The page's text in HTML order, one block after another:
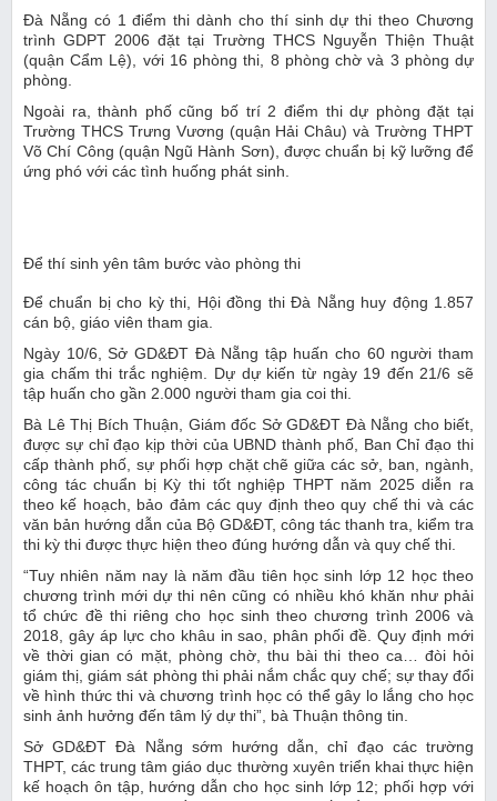
Đà Nẵng có 1 điểm thi dành cho thí sinh dự thi theo Chương
trình GDPT 2006 đặt tại Trường THCS Nguyễn Thiện Thuật
(quận Cẩm Lệ), với 16 phòng thi, 8 phòng chờ và 3 phòng dự
phòng.
Ngoài ra, thành phố cũng bố trí 2 điểm thi dự phòng đặt tại
Trường THCS Trưng Vương (quận Hải Châu) và Trường THPT
Võ Chí Công (quận Ngũ Hành Sơn), được chuẩn bị kỹ lưỡng để
ứng phó với các tình huống phát sinh.
Để thí sinh yên tâm bước vào phòng thi
Để chuẩn bị cho kỳ thi, Hội đồng thi Đà Nẵng huy động 1.857
cán bộ, giáo viên tham gia.
Ngày 10/6, Sở GD&ĐT Đà Nẵng tập huấn cho 60 người tham
gia chấm thi trắc nghiệm. Dự dự kiến từ ngày 19 đến 21/6 sẽ
tập huấn cho gần 2.000 người tham gia coi thi.
Bà Lê Thị Bích Thuận, Giám đốc Sở GD&ĐT Đà Nẵng cho biết,
được sự chỉ đạo kịp thời của UBND thành phố, Ban Chỉ đạo thi
cấp thành phố, sự phối hợp chặt chẽ giữa các sở, ban, ngành,
công tác chuẩn bị Kỳ thi tốt nghiệp THPT năm 2025 diễn ra
theo kế hoạch, bảo đảm các quy định theo quy chế thi và các
văn bản hướng dẫn của Bộ GD&ĐT, công tác thanh tra, kiểm tra
thi kỳ thi được thực hiện theo đúng hướng dẫn và quy chế thi.
“Tuy nhiên năm nay là năm đầu tiên học sinh lớp 12 học theo
chương trình mới dự thi nên cũng có nhiều khó khăn như phải
tổ chức đề thi riêng cho học sinh theo chương trình 2006 và
2018, gây áp lực cho khâu in sao, phân phối đề. Quy định mới
về thời gian có mặt, phòng chờ, thu bài thi theo ca… đòi hỏi
giám thị, giám sát phòng thi phải nắm chắc quy chế; sự thay đổi
về hình thức thi và chương trình học có thể gây lo lắng cho học
sinh ảnh hưởng đến tâm lý dự thi”, bà Thuận thông tin.
Sở GD&ĐT Đà Nẵng sớm hướng dẫn, chỉ đạo các trường
THPT, các trung tâm giáo dục thường xuyên triển khai thực hiện
kế hoạch ôn tập, hướng dẫn cho học sinh lớp 12; phối hợp với